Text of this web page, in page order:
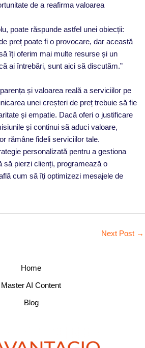
de a reafirma valoarea
poate răspunde astfel unei obiecții:
preț poate fi o provocare, dar această
îți oferim mai multe resurse și un
ai întrebări, sunt aici să discutăm.”
și valoarea reală a serviciilor pe
unei creșteri de preț trebuie să fie
și empatie. Dacă oferi o justificare
și continui să aduci valoare,
rămâne fideli serviciilor tale.
personalizată pentru a gestiona
să pierzi clienți, programează o
cum să îți optimizezi mesajele de
Next Post →
Home
Master AI Content
Blog